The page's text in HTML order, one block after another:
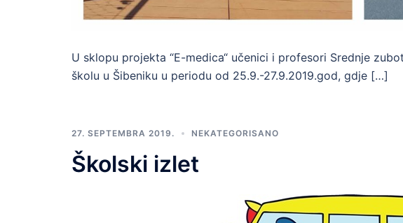
U sklopu projekta “E-medica“ učenici i profesori Srednje
školu u Šibeniku u periodu od 25.9.-27.9.2019.god, gdje […]
27. SEPTEMBRA 2019. NEKATEGORISANO
Školski izlet